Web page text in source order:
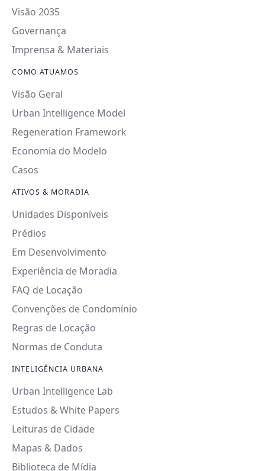
Visão 2035
Governança
Imprensa & Materiais
COMO ATUAMOS
Visão Geral
Urban Intelligence Model
Regeneration Framework
Economia do Modelo
Casos
ATIVOS & MORADIA
Unidades Disponíveis
Prédios
Em Desenvolvimento
Experiência de Moradia
FAQ de Locação
Convenções de Condomínio
Regras de Locação
Normas de Conduta
INTELIGÊNCIA URBANA
Urban Intelligence Lab
Estudos & White Papers
Leituras de Cidade
Mapas & Dados
Biblioteca de Mídia